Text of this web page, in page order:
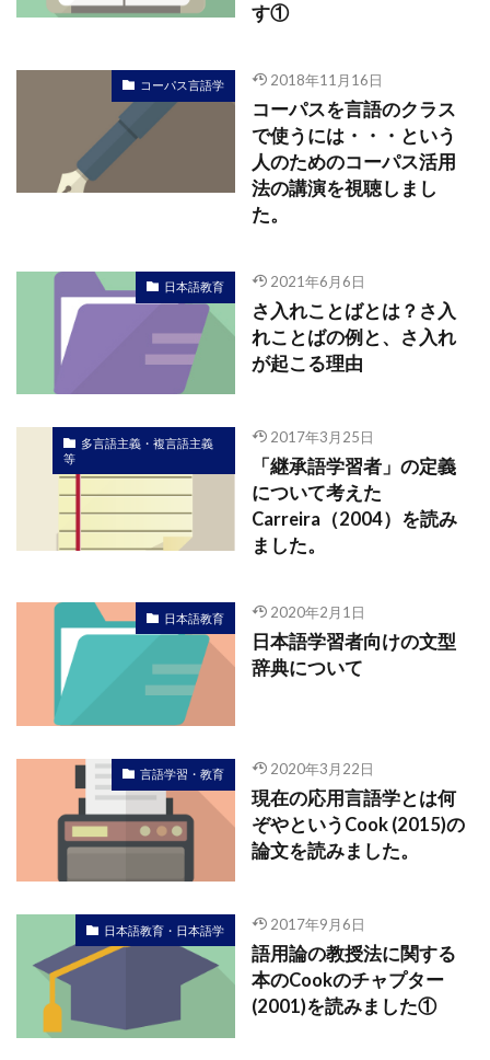
す①
コーパス言語学 2018年11月16日
コーパスを言語のクラス
で使うには・・・という
人のためのコーパス活用
法の講演を視聴しまし
た。
日本語教育 2021年6月6日
さ入れことばとは？さ入
れことばの例と、さ入れ
が起こる理由
多言語主義・複言語主義
等
2017年3月25日
「継承語学習者」の定義
について考えた
Carreira（2004）を読み
ました。
日本語教育 2020年2月1日
日本語学習者向けの文型
辞典について
言語学習・教育 2020年3月22日
現在の応用言語学とは何
ぞやというCook (2015)の
論文を読みました。
日本語教育・日本語学 2017年9月6日
語用論の教授法に関する
本のCookのチャプター
(2001)を読みました①